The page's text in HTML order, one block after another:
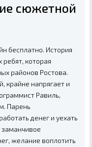
сюжетной
бесплатно. История
которая
районов Ростова.
крайне напрягает и
Равиль,
Парень
денег и уехать
желание воплотить